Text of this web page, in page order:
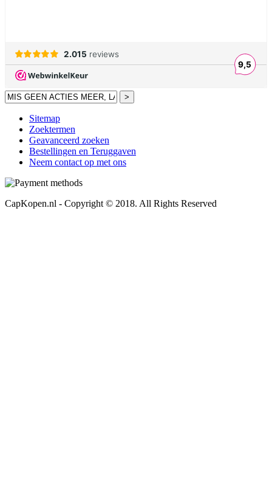
>
Sitemap
Zoektermen
Geavanceerd zoeken
Bestellingen en Teruggaven
Neem contact op met ons
CapKopen.nl - Copyright © 2018. All Rights Reserved